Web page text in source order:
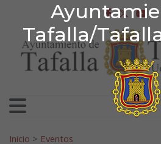
Tafalla/
Ir al contenido
Search for:
Inicio > Eventos